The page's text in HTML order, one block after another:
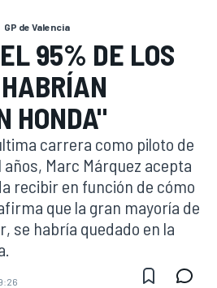
GP de Valencia
95% DE LOS
HONDA"
carrera como piloto de
años, Marc Márquez acepta
recibir en función de cómo
que la gran mayoría de
se habría quedado en la